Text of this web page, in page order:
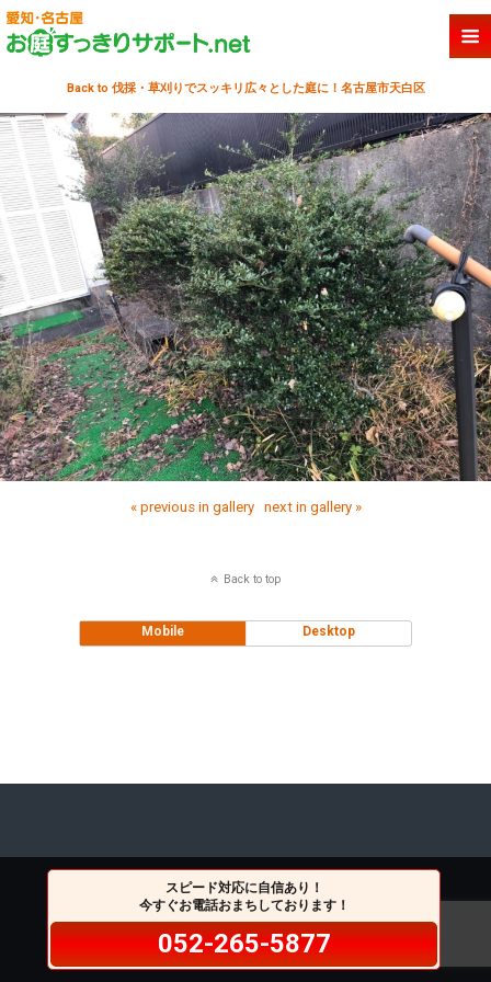
Back to 伐採・草刈りでスッキリ広々とした庭に！名古屋市天白区
« previous in gallery next in gallery »
Back to top
Mobile Desktop
スピード対応に自信あり！
今すぐお電話おまちしております！
052-265-5877